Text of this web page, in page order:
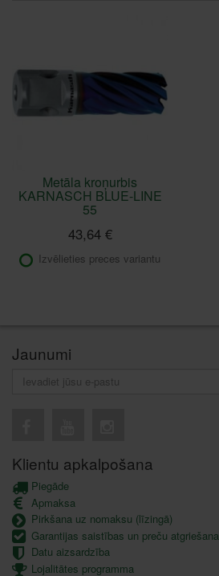
Metāla kroņurbis
KARNASCH BLUE-LINE
55
43,64 €
Izvēlieties preces variantu
Jaunumi
Klientu apkalpošana
Piegāde
Apmaksa
Pirkšana uz nomaksu (līzingā)
Garantijas saistības un preču atgriešana
Datu aizsardzība
Lojalitātes programma